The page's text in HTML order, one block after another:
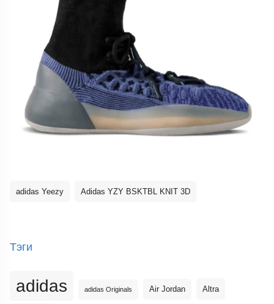
adidas Yeezy Adidas YZY BSKTBL KNIT 3D
Тэги
adidas adidas Originals Air Jordan Altra